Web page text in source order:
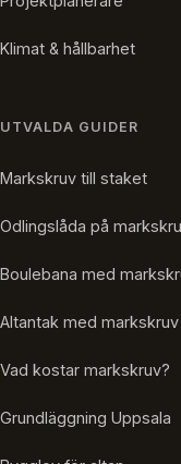
Klimat & hållbarhet
UTVALDA GUIDER
Markskruv till staket
Odlingslåda på
Boulebana med
Altantak med markskruv
Vad kostar markskruv?
Grundläggning Uppsala